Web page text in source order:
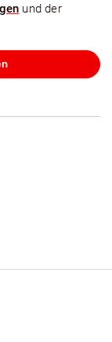
und der